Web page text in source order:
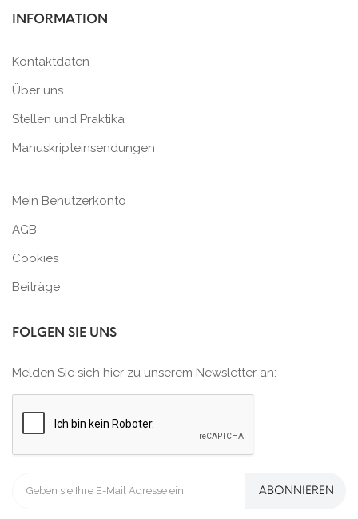
INFORMATION
Kontaktdaten
Über uns
Stellen und Praktika
Manuskripteinsendungen
Mein Benutzerkonto
AGB
Cookies
Beiträge
FOLGEN SIE UNS
Melden Sie sich hier zu unserem Newsletter an:
ABONNIEREN